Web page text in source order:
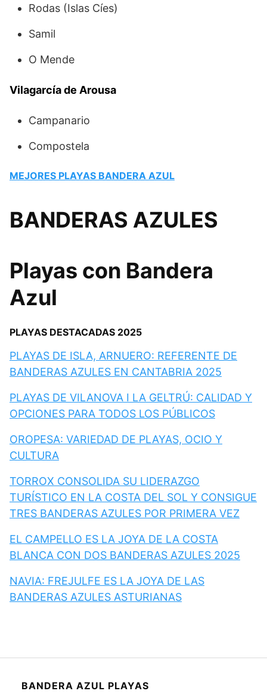
Rodas (Islas Cíes)
Samil
O Mende
Vilagarcía de Arousa
Campanario
Compostela
MEJORES PLAYAS BANDERA AZUL
BANDERAS AZULES
Playas con Bandera
Azul
PLAYAS DESTACADAS 2025
PLAYAS DE ISLA, ARNUERO: REFERENTE DE
BANDERAS AZULES EN CANTABRIA 2025
PLAYAS DE VILANOVA I LA GELTRÚ: CALIDAD Y
OPCIONES PARA TODOS LOS PÚBLICOS
OROPESA: VARIEDAD DE PLAYAS, OCIO Y
CULTURA
TORROX CONSOLIDA SU LIDERAZGO
TURÍSTICO EN LA COSTA DEL SOL Y CONSIGUE
TRES BANDERAS AZULES POR PRIMERA VEZ
EL CAMPELLO ES LA JOYA DE LA COSTA
BLANCA CON DOS BANDERAS AZULES 2025
NAVIA: FREJULFE ES LA JOYA DE LAS
BANDERAS AZULES ASTURIANAS
BANDERA AZUL PLAYAS